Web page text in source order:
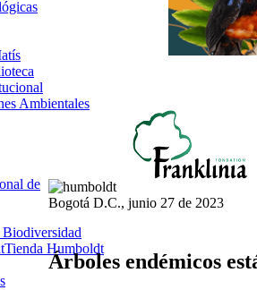
Ambientales
de
Tienda Humboldt
Bogotá D.C., junio 27 de 2023
Árboles endémicos